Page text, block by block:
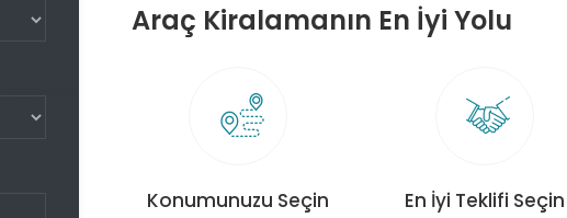
Araç Kiralamanın En İyi Yolu
Konumunuzu Seçin En İyi Teklifi Seçin